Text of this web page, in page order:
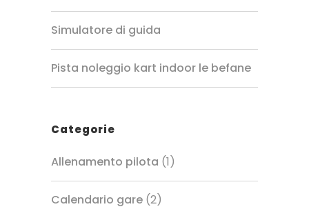
Simulatore di guida
Pista noleggio kart indoor le befane
Categorie
Allenamento pilota (1)
Calendario gare (2)